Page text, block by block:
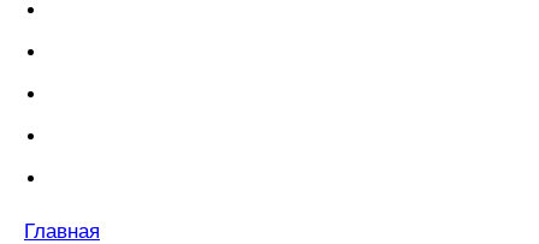
Главная